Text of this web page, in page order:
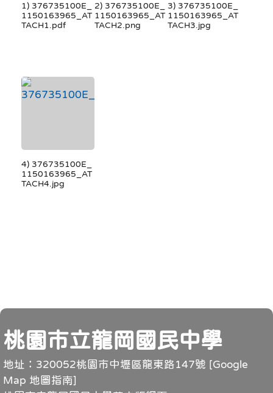
1) 376735100E_
1150163965_AT
TACH1.pdf
2) 376735100E_
1150163965_AT
TACH2.png
3) 376735100E_
1150163965_AT
TACH3.jpg
4) 376735100E_
1150163965_AT
TACH4.jpg
頁尾
桃園市立龍岡國民中學
地址：320052桃園市中壢區龍東路147號 [Google
Map 地圖指南]